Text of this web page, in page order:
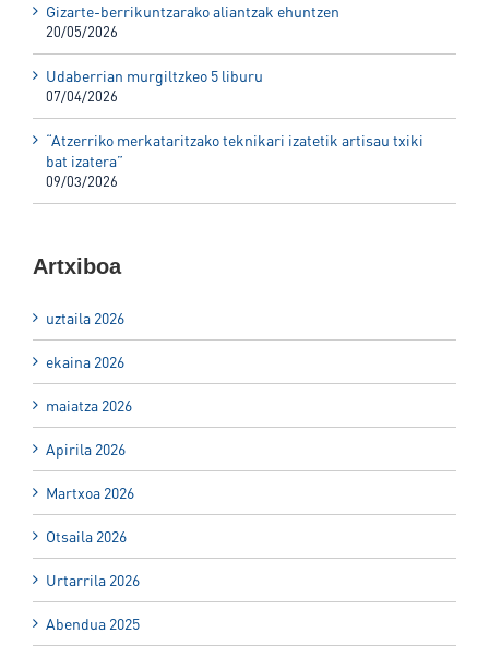
Gizarte-berrikuntzarako aliantzak ehuntzen
20/05/2026
Udaberrian murgiltzkeo 5 liburu
07/04/2026
“Atzerriko merkataritzako teknikari izatetik artisau txiki
bat izatera”
09/03/2026
Artxiboa
uztaila 2026
ekaina 2026
maiatza 2026
Apirila 2026
Martxoa 2026
Otsaila 2026
Urtarrila 2026
Abendua 2025